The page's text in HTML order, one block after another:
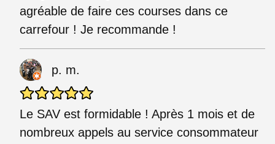
agréable de faire ces courses dans ce
carrefour ! Je recommande !
p. m.
Le SAV est formidable ! Après 1 mois et de
nombreux appels au service consommateur